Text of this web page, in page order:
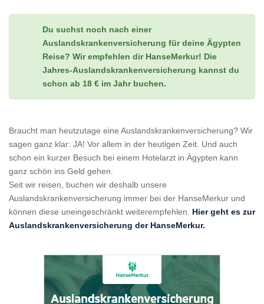
Du suchst noch nach einer
Auslandskrankenversicherung für deine Ägypten
Reise? Wir empfehlen dir HanseMerkur! Die
Jahres-Auslandskrankenversicherung kannst du
schon ab 18 € im Jahr buchen.
Braucht man heutzutage eine Auslandskrankenversicherung? Wir
sagen ganz klar: JA! Vor allem in der heutigen Zeit. Und auch
schon ein kurzer Besuch bei einem Hotelarzt in Ägypten kann
ganz schön ins Geld gehen.
Seit wir reisen, buchen wir deshalb unsere
Auslandskrankenversicherung immer bei der HanseMerkur und
können diese uneingeschränkt weiterempfehlen.
Hier geht es zur
Auslandskrankenversicherung der HanseMerkur.